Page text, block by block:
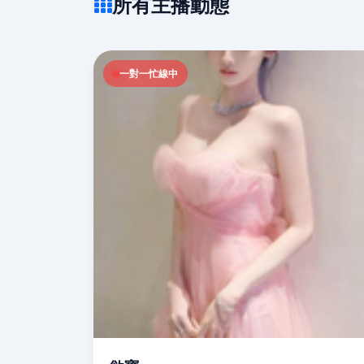
一對一忙線中